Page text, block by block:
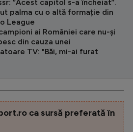
”Acest capitol s-a încheiat”.
palma cu o altă formație din
League
ai României care nu-și
din cauza unei
TV: "Băi, mi-ai furat
ca sursă preferată în